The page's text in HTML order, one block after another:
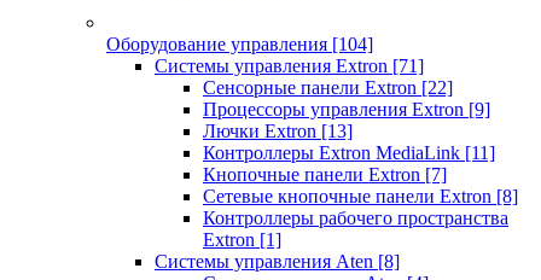
Оборудование управления [104]
Системы управления Extron [71]
Сенсорные панели Extron [22]
Процессоры управления Extron [9]
Лючки Extron [13]
Контроллеры Extron MediaLink [11]
Кнопочные панели Extron [7]
Сетевые кнопочные панели Extron [8]
Контроллеры рабочего пространства
Extron [1]
Системы управления Aten [8]